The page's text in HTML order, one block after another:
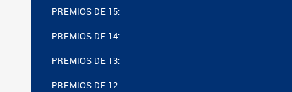
PREMIOS DE 15:
PREMIOS DE 14:
PREMIOS DE 13:
PREMIOS DE 12: